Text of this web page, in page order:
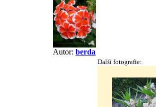
Autor: berda
Další fotografie: